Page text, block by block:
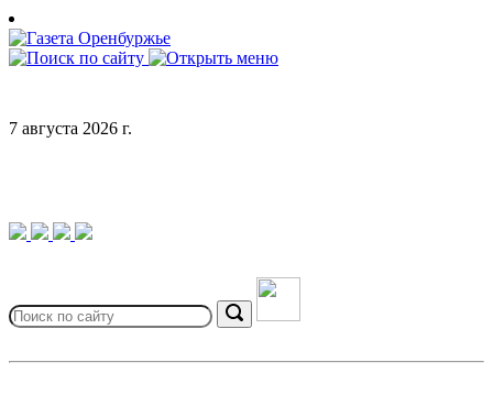
Skip
to
content
7 августа 2026 г.
for:
Search